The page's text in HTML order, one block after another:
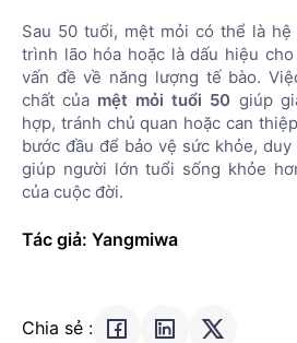
Sau 50 tuổi, mệt mỏi có thể là
trình lão hóa hoặc là dấu hiệu
vấn đề về năng lượng tế bào.
chất của mệt mỏi tuổi 50 giúp
hợp, tránh chủ quan hoặc can
bước đầu để bảo vệ sức khỏe,
giúp người lớn tuổi sống khỏe
của cuộc đời.
Tác giả: Yangmiwa
Chia sẻ :